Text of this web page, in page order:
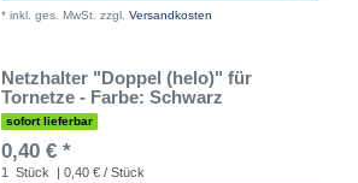
* inkl. ges. MwSt. zzgl. Versandkosten
Netzhalter "Doppel (helo)" für
Tornetze - Farbe: Schwarz
sofort lieferbar
0,40 € *
1 Stück | 0,40 € / Stück